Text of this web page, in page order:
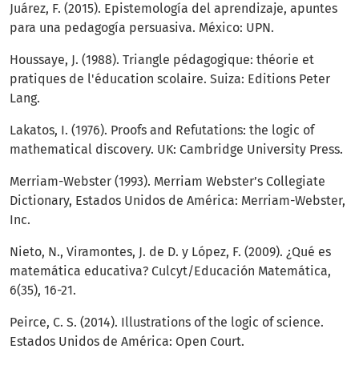
Juárez, F. (2015). Epistemología del aprendizaje, apuntes
para una pedagogía persuasiva. México: UPN.
Houssaye, J. (1988). Triangle pédagogique: théorie et
pratiques de l'éducation scolaire. Suiza: Editions Peter
Lang.
Lakatos, I. (1976). Proofs and Refutations: the logic of
mathematical discovery. UK: Cambridge University Press.
Merriam-Webster (1993). Merriam Webster’s Collegiate
Dictionary, Estados Unidos de América: Merriam-Webster,
Inc.
Nieto, N., Viramontes, J. de D. y López, F. (2009). ¿Qué es
matemática educativa? Culcyt/Educación Matemática,
6(35), 16-21.
Peirce, C. S. (2014). Illustrations of the logic of science.
Estados Unidos de América: Open Court.